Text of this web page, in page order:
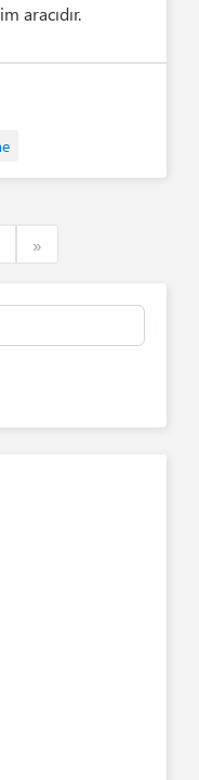
aracıdır.
»Last